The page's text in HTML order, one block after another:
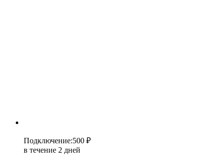
Подключение:500 ₽
в течение 2 дней